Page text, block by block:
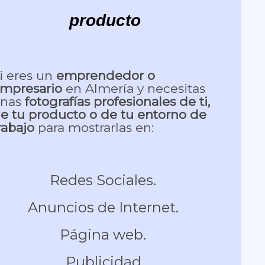
producto
eres un emprendedor o
en Almería y necesitas
fotografías profesionales de ti,
e tu producto o de tu entorno de
para mostrarlas en:
Redes Sociales.
Anuncios de Internet.
Página web.